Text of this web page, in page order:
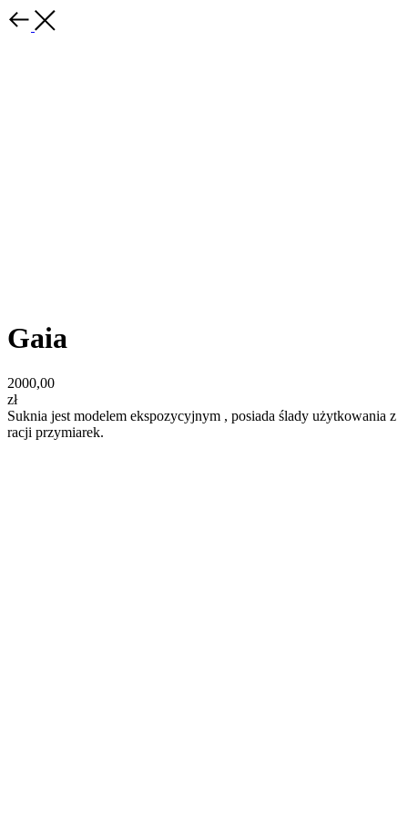
Gaia
2000,00
zł
Suknia jest modelem ekspozycyjnym , posiada ślady użytkowania z
racji przymiarek.